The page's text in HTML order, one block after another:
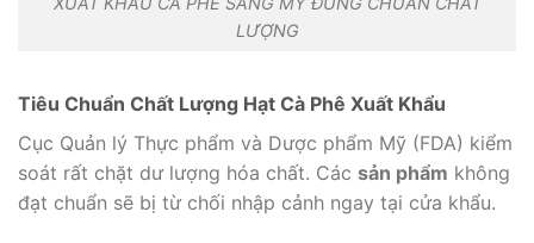
LƯỢNG
Tiêu Chuẩn Chất Lượng Hạt Cà Phê Xuất Khẩu
Cục Quản lý Thực phẩm và Dược phẩm Mỹ (FDA) kiểm
soát rất chặt dư lượng hóa chất. Các sản phẩm không
đạt chuẩn sẽ bị từ chối nhập cảnh ngay tại cửa khẩu.